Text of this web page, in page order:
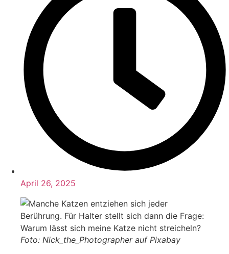
April 26, 2025
Foto: Nick_the_Photographer auf Pixabay